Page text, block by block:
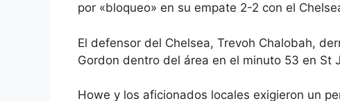
por «bloqueo» en su empate 2-2 con el
El defensor del Chelsea, Trevoh Chalobah,
Gordon dentro del área en el minuto 53 en St
Howe y los aficionados locales exigieron un